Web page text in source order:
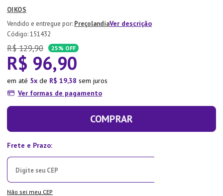
OIKOS
PreçolandiaVer descrição
:151432
R$ 129,90 25% OFF
R$ 96,90
em até 5 de R$ 19,38 sem juros
Ver formas de pagamento
COMPRAR
Não sei meu CEP